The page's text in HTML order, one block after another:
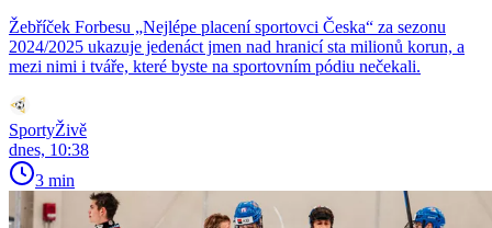
Žebříček Forbesu „Nejlépe placení sportovci Česka“ za sezonu
2024/2025 ukazuje jedenáct jmen nad hranicí sta milionů korun, a
mezi nimi i tváře, které byste na sportovním pódiu nečekali.
SportyŽivě
dnes, 10:38
3 min